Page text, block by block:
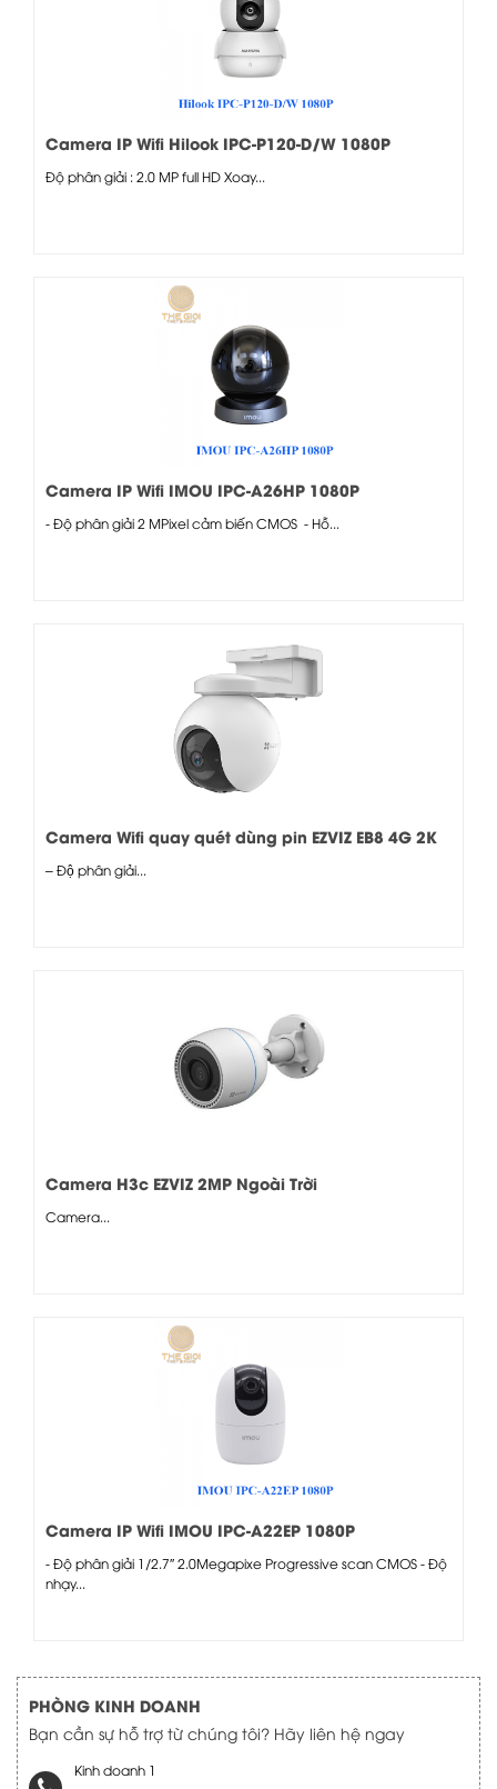
Camera IP Wifi Hilook IPC-P120-D/W 1080P
Độ phân giải : 2.0 MP full HD Xoay...
Camera IP Wifi IMOU IPC-A26HP 1080P
- Độ phân giải 2 MPixel cảm biến CMOS - Hỗ...
Camera Wifi quay quét dùng pin EZVIZ EB8 4G 2K
– Độ phân giải...
Camera H3c EZVIZ 2MP Ngoài Trời
Camera...
Camera IP Wifi IMOU IPC-A22EP 1080P
- Độ phân giải 1/2.7″ 2.0Megapixe Progressive scan CMOS - Độ
nhạy...
PHÒNG KINH DOANH
Bạn cần sự hỗ trợ từ chúng tôi? Hãy liên hệ ngay
Kinh doanh 1